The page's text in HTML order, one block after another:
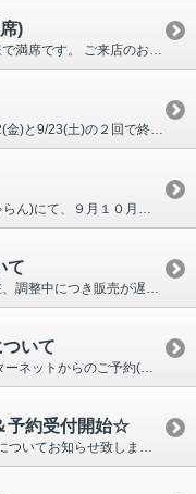
)
今年の夏のビアガーデンも本日 最終日 !! お陰様で満席です。 ご来店のお客様にはたくさん飲んで食べて 楽しんでいただけたらと思います。 ビアガーデン直通番号↓↓...
今年の屋上ビアガーデンも残すところ あと9/22(金)と9/23(土)の２回で終了です。 まだお席ございますので是非是非お越し下さい!! ＼ご予約絶賛 ...
現在、ホームページ、お電話、予約サイト(じゃらん)にて、９月１０月１１月の予約を受け付けております。 ９月分のネット販売が遅れまして大変申し訳ありませんでした。 本日、一気に１１月分まで登録致し...
て
１０月分のインターネット予約について： 現在、調整中につき販売が遅れております。 もうしばらくお待ちください。 お電話でのご予約は、現在８月・９月・１０月までを受付中。 航空祭前日の１０月２８...
いて
７月８月 共に少々混み合っております。 インターネットからのご予約(ホームぺージ・じゃらん)で 空室がない場合はお手数ですが直接お問い合わせ下さい。 只今、９月までのご予約を承り中☆ (８月に入...
予約受付開始☆
大変お待たせ致しました‼ 今年のビアガーデンについてお知らせ致します。 ●開催日 ７月７日(金)～９月２３日(祝日) ●営業日 (金)・(土)のみ ※雨天中止 ●営業時間 １８：００...